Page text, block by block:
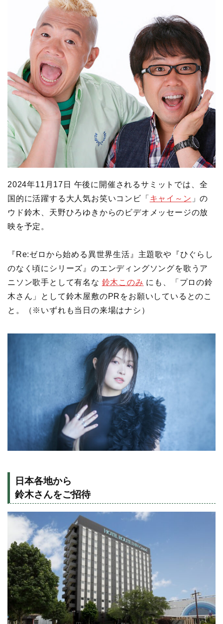
2024年11月17日 午後に開催されるサミットでは、全
国的に活躍する大人気お笑いコンビ「 キャイ～ン 」の
ウド鈴木、天野ひろゆきからのビデオメッセージの放
映を予定。
『Re:ゼロから始める異世界生活』主題歌や『ひぐらし
のなく頃にシリーズ』のエンディングソングを歌うア
ニソン歌手として有名な 鈴木このみ にも、「プロの鈴
木さん」として鈴木屋敷のPRをお願いしているとのこ
と。（※いずれも当日の来場はナシ）
日本各地から
鈴木さんをご招待